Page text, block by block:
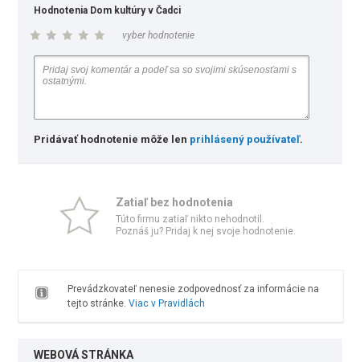
Hodnotenia Dom kultúry v Čadci
vyber hodnotenie
Pridávať hodnotenie môže len prihlásený používateľ.
Zatiaľ bez hodnotenia
Túto firmu zatiaľ nikto nehodnotil.
Poznáš ju? Pridaj k nej svoje hodnotenie.
Prevádzkovateľ nenesie zodpovednosť za informácie na
tejto stránke. Viac v Pravidlách
WEBOVÁ STRÁNKA